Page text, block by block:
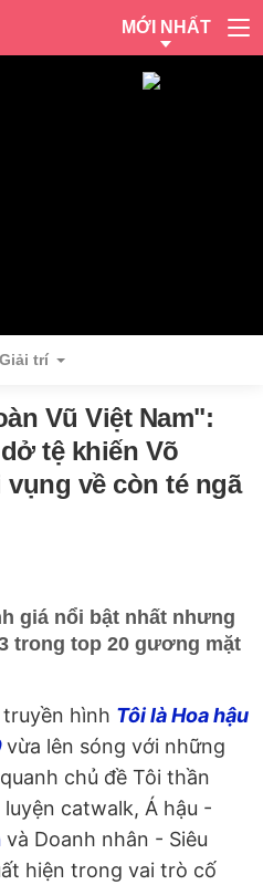
MỚI NHẤT
Giải trí
Vũ Việt Nam":
tệ khiến Võ
về còn té ngã
giá nổi bật nhất nhưng
trong top 20 gương mặt
hình Tôi là Hoa hậu
vừa lên sóng với những
chủ đề Tôi thần
catwalk, Á hậu -
và Doanh nhân - Siêu
hiện trong vai trò cố